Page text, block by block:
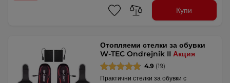
Купи
Отопляеми стелки за обувки
W-TEC Ondrejnik IIАкция
4.9 (19)
Практични стелки за обувки с